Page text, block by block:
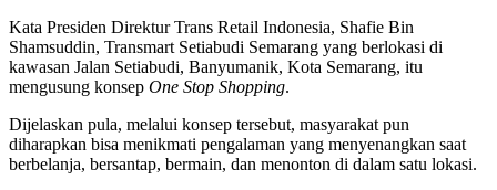
Kata Presiden Direktur Trans Retail Indonesia, Shafie Bin
Shamsuddin, Transmart Setiabudi Semarang yang berlokasi di
kawasan Jalan Setiabudi, Banyumanik, Kota Semarang, itu
mengusung konsep One Stop Shopping.
Dijelaskan pula, melalui konsep tersebut, masyarakat pun
diharapkan bisa menikmati pengalaman yang menyenangkan saat
berbelanja, bersantap, bermain, dan menonton di dalam satu lokasi.